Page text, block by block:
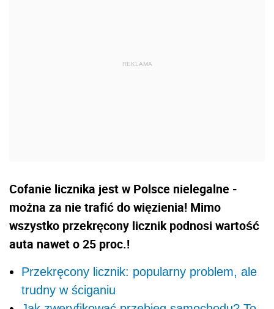
Cofanie licznika jest w Polsce nielegalne -
można za nie trafić do więzienia! Mimo
wszystko przekręcony licznik podnosi wartość
auta nawet o 25 proc.!
Przekręcony licznik: popularny problem, ale
trudny w ściganiu